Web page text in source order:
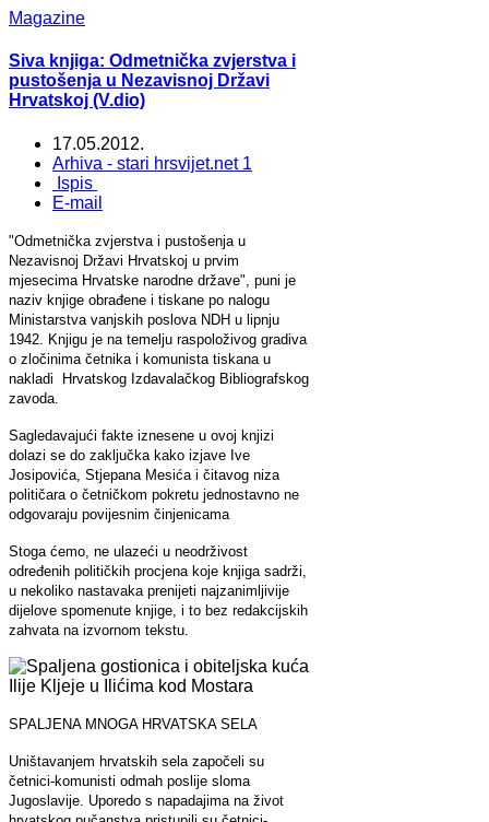
Magazine
Siva knjiga: Odmetnička zvjerstva i
pustošenja u Nezavisnoj Državi
Hrvatskoj (V.dio)
17.05.2012.
Arhiva - stari hrsvijet.net 1
Ispis
E-mail
"Odmetnička zvjerstva i pustošenja u
Nezavisnoj Državi Hrvatskoj u prvim
mjesecima Hrvatske narodne države", puni je
naziv knjige obrađene i tiskane po nalogu
Ministarstva vanjskih poslova NDH u lipnju
1942. Knjigu je na temelju raspoloživog gradiva
o zločinima četnika i komunista tiskana u
nakladi Hrvatskog Izdavalačkog Bibliografskog
zavoda.
Sagledavajući fakte iznesene u ovoj knjizi
dolazi se do zaključka kako izjave Ive
Josipovića, Stjepana Mesića i čitavog niza
političara o četničkom pokretu jednostavno ne
odgovaraju povijesnim činjenicama
Stoga ćemo, ne ulazeći u neodrživost
određenih političkih procjena koje knjiga sadrži,
u nekoliko nastavaka prenijeti najzanimljivije
dijelove spomenute knjige, i to bez redakcijskih
zahvata na izvornom tekstu.
SPALJENA MNOGA HRVATSKA SELA
Uništavanjem hrvatskih sela započeli su
četnici-komunisti odmah poslije sloma
Jugoslavije. Uporedo s napadajima na život